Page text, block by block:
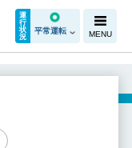
運
行
状
況
平常運転 MENU